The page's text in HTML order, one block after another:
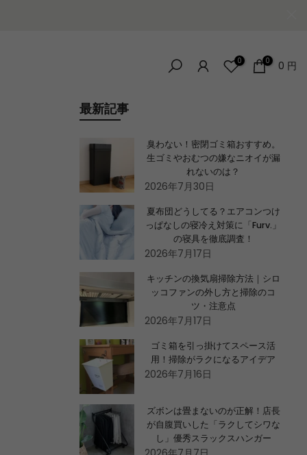
0 0 0 円
最新記事
臭わない！密閉ゴミ箱おすすめ。
生ゴミやおむつの嫌なニオイが漏
れないのは？
2026年7月30日
夏布団どうしてる？エアコンつけ
っぱなしの寝冷え対策に「Furv.」
の寝具を徹底調査！
2026年7月17日
キッチンの換気扇掃除方法｜シロ
ッコファンの外し方と掃除のコ
ツ・注意点
2026年7月17日
ゴミ箱を引っ掛けてスペース活
用！掃除がラクになるアイデア
2026年7月16日
ズボンは畳まないのが正解！店長
が自腹買いした「ラクしてシワな
し」優秀スラックスハンガー